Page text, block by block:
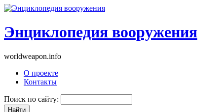
Энциклопедия вооружения
worldweapon.info
О проекте
Контакты
Поиск по сайту: